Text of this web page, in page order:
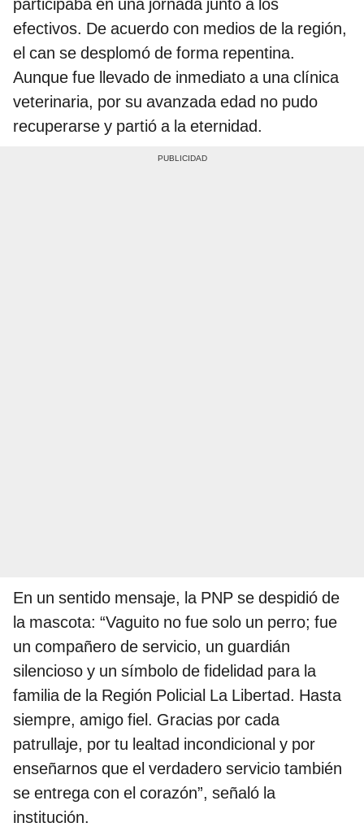
participaba en una jornada junto a los
efectivos. De acuerdo con medios de la región,
el can se desplomó de forma repentina.
Aunque fue llevado de inmediato a una clínica
veterinaria, por su avanzada edad no pudo
recuperarse y partió a la eternidad.
En un sentido mensaje, la PNP se despidió de
la mascota: “Vaguito no fue solo un perro; fue
un compañero de servicio, un guardián
silencioso y un símbolo de fidelidad para la
familia de la Región Policial La Libertad. Hasta
siempre, amigo fiel. Gracias por cada
patrullaje, por tu lealtad incondicional y por
enseñarnos que el verdadero servicio también
se entrega con el corazón”, señaló la
institución.